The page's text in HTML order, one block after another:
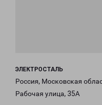
ЭЛЕКТРОСТАЛЬ
Россия, Московская
Рабочая улица, 35А